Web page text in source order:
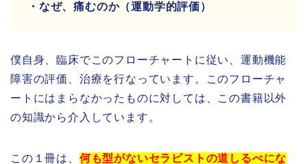
・なぜ、痛むのか（運動学的評価）
僕自身、臨床でこのフローチャートに従い、運動機能
障害の評価、治療を行なっています。このフローチャ
ートにはまらなかったものに対しては、この書籍以外
の知識から介入しています。
この１冊は、 何も型がないセラピストの道しるべにな